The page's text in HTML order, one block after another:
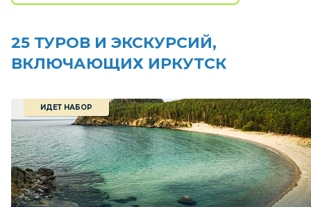
25 ТУРОВ И ЭКСКУРСИЙ,
ВКЛЮЧАЮЩИХ ИРКУТСК
ИДЕТ НАБОР